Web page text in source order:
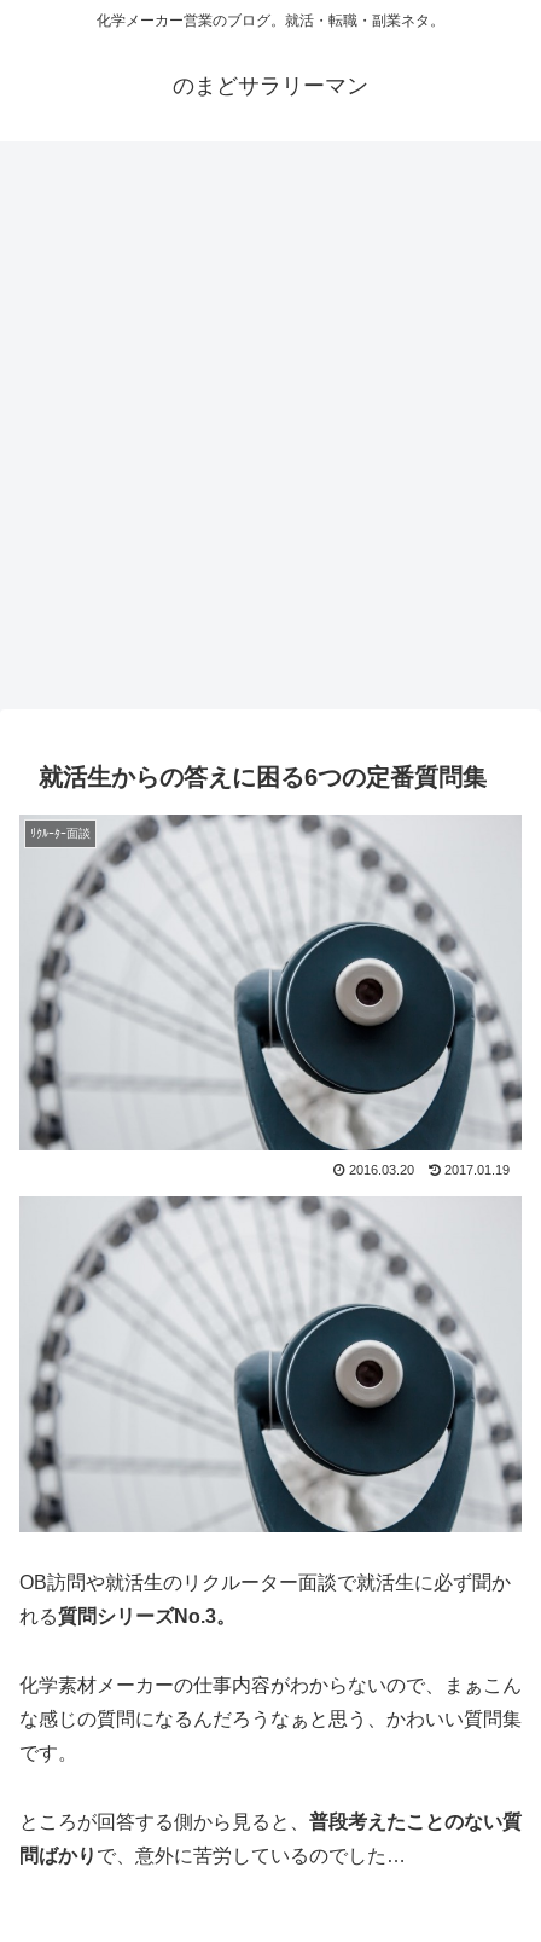
化学メーカー営業のブログ。就活・転職・副業ネタ。
のまどサラリーマン
就活生からの答えに困る6つの定番質問集
ﾘｸﾙｰﾀｰ面談
2016.03.20 2017.01.19
OB訪問や就活生のリクルーター面談で就活生に必ず聞か
れる質問シリーズNo.3。
化学素材メーカーの仕事内容がわからないので、まぁこん
な感じの質問になるんだろうなぁと思う、かわいい質問集
です。
ところが回答する側から見ると、 普段考えたことのない質
問ばかり で、意外に苦労しているのでした…